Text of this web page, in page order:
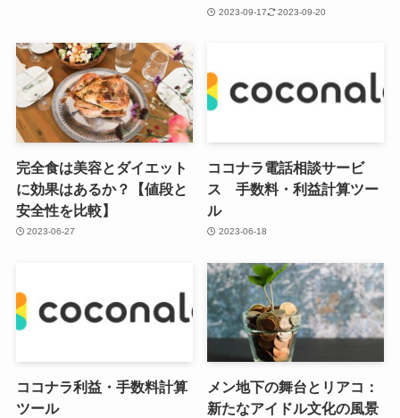
2023-09-17 2023-09-20
完全食は美容とダイエット
に効果はあるか？【値段と
安全性を比較】
2023-06-27
ココナラ電話相談サービ
ス 手数料・利益計算ツー
ル
2023-06-18
ココナラ利益・手数料計算
ツール
メン地下の舞台とリアコ：
新たなアイドル文化の風景